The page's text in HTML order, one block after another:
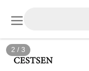
2 / 3